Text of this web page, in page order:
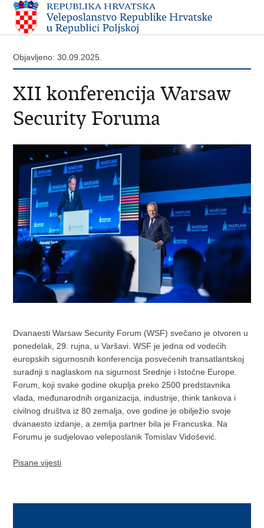
Objavljeno: 30.09.2025.
​XII konferencija Warsaw
Security Foruma
Dvanaesti Warsaw Security Forum (WSF) svečano je otvoren u
ponedelak, 29. rujna, u Varšavi. WSF je jedna od vodećih
europskih sigurnosnih konferencija posvećenih transatlantskoj
suradnji s naglaskom na sigurnost Srednje i Istočne Europe.
Forum, koji svake godine okuplja preko 2500 predstavnika
vlada, međunarodnih organizacija, industrije, think tankova i
civilnog društva iz 80 zemalja, ove godine je obilježio svoje
dvanaesto izdanje, a zemlja partner bila je Francuska. Na
Forumu je sudjelovao veleposlanik Tomislav Vidošević.
Pisane vijesti